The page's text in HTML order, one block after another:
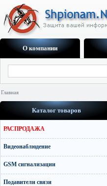
О компании
Главная
Каталог товаров
РАСПРОДАЖА
Видеонаблюдение
GSM сигнализации
Подавители связи